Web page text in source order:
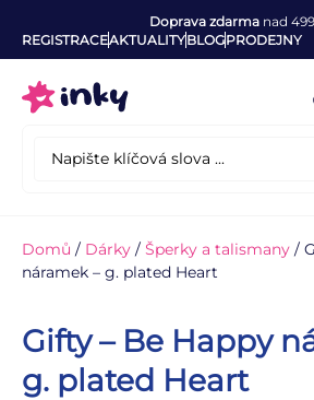
Doprava zdarma nad
REGISTRACEAKTUALITYBLOGPRODEJNY
Domů / Dárky / Šperky a talismany /
náramek – g. plated Heart
Gifty – Be Happy
g. plated Heart